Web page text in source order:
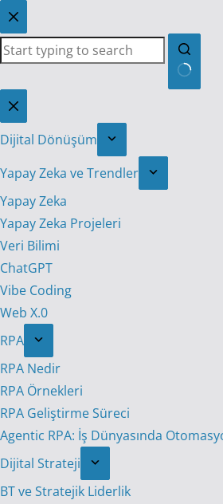
Skip
to
content
No
results
Dijital Dönüşüm
Yapay Zeka ve Trendler
Yapay Zeka
Yapay Zeka Projeleri
Veri Bilimi
ChatGPT
Vibe Coding
Web X.0
RPA
RPA Nedir
RPA Örnekleri
RPA Geliştirme Süreci
Agentic RPA: İş Dünyasında
Dijital Strateji
BT ve Stratejik Liderlik